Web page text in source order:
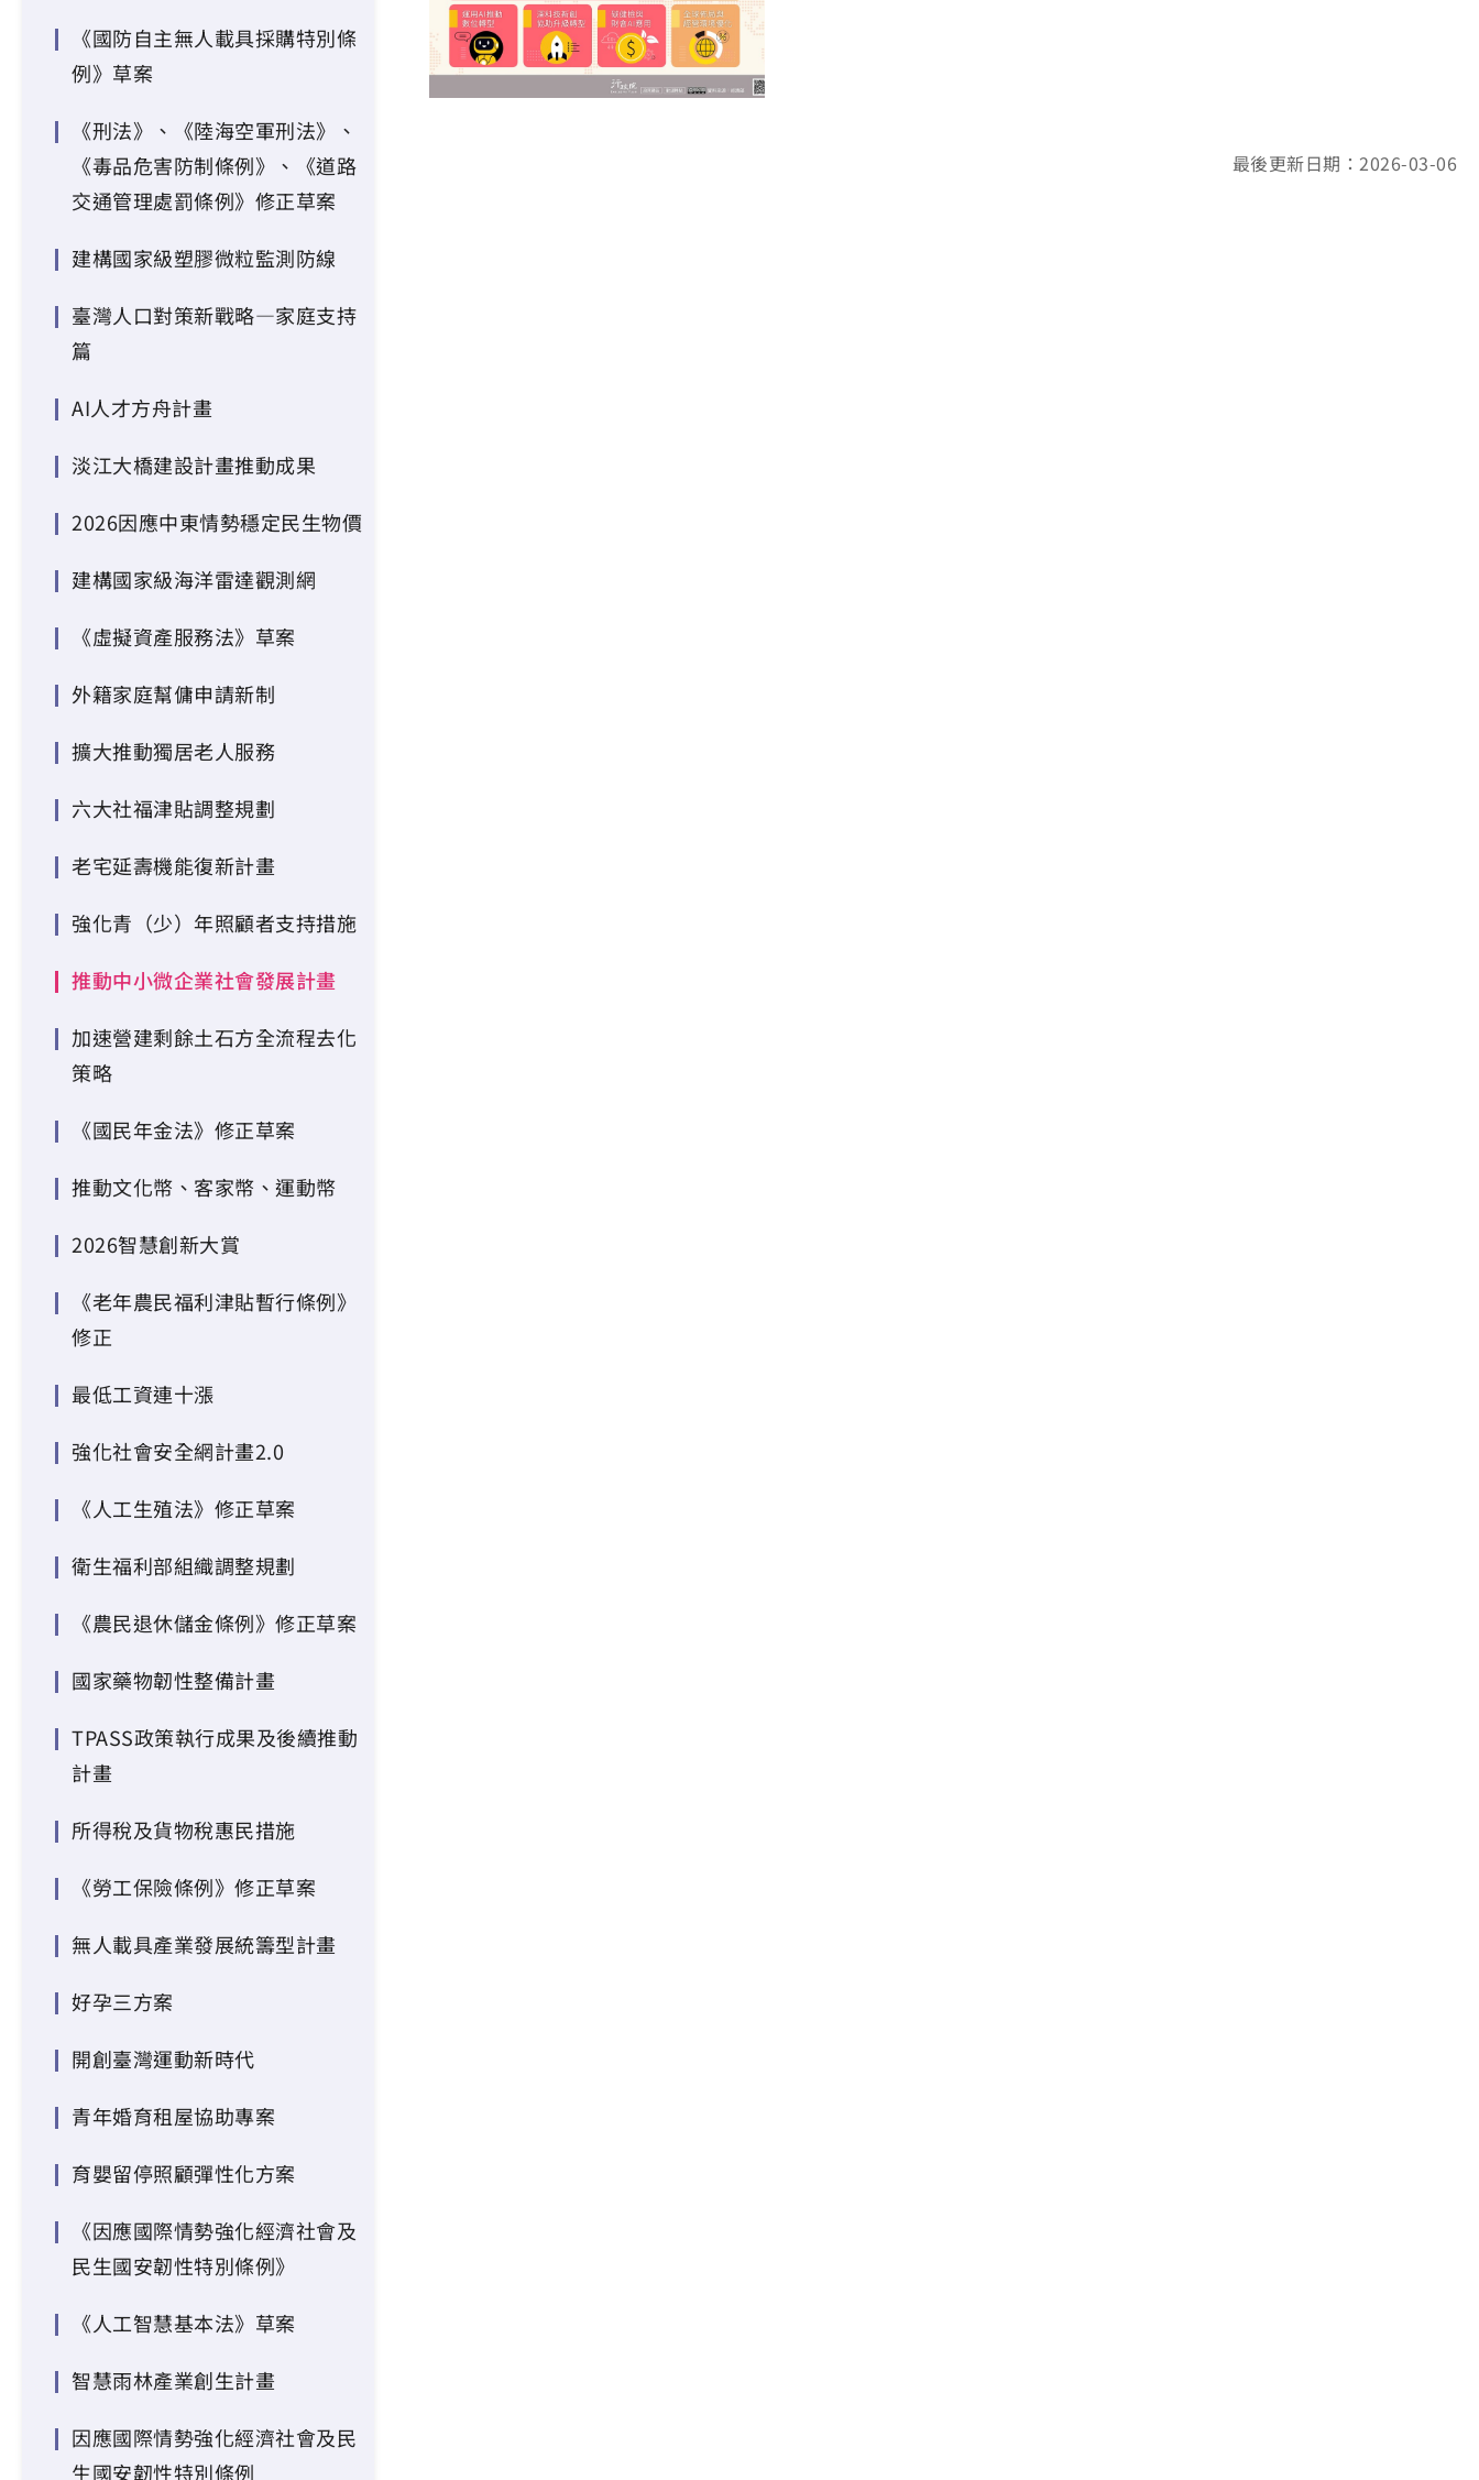
《國防自主無人載具採購特別條
例》草案
《刑法》、《陸海空軍刑法》、
《毒品危害防制條例》、《道路
交通管理處罰條例》修正草案
建構國家級塑膠微粒監測防線
臺灣人口對策新戰略—家庭支持
篇
AI人才方舟計畫
淡江大橋建設計畫推動成果
2026因應中東情勢穩定民生物價
建構國家級海洋雷達觀測網
《虛擬資產服務法》草案
外籍家庭幫傭申請新制
擴大推動獨居老人服務
六大社福津貼調整規劃
老宅延壽機能復新計畫
強化青（少）年照顧者支持措施
推動中小微企業社會發展計畫
加速營建剩餘土石方全流程去化
策略
《國民年金法》修正草案
推動文化幣、客家幣、運動幣
2026智慧創新大賞
《老年農民福利津貼暫行條例》
修正
最低工資連十漲
強化社會安全網計畫2.0
《人工生殖法》修正草案
衛生福利部組織調整規劃
《農民退休儲金條例》修正草案
國家藥物韌性整備計畫
TPASS政策執行成果及後續推動
計畫
所得稅及貨物稅惠民措施
《勞工保險條例》修正草案
無人載具產業發展統籌型計畫
好孕三方案
開創臺灣運動新時代
青年婚育租屋協助專案
育嬰留停照顧彈性化方案
《因應國際情勢強化經濟社會及
民生國安韌性特別條例》
《人工智慧基本法》草案
智慧雨林產業創生計畫
因應國際情勢強化經濟社會及民
生國安韌性特別條例
最後更新日期：2026-03-06